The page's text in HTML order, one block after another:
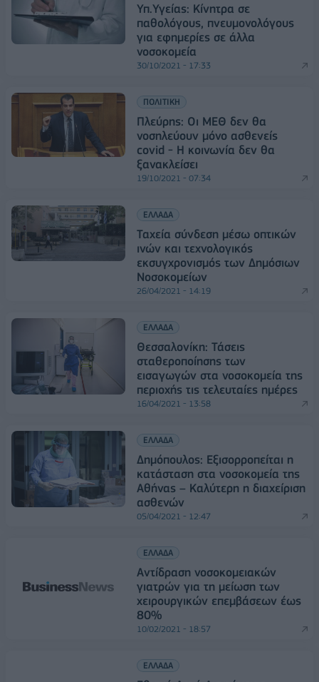
Υπ.Υγείας: Κίνητρα σε
παθολόγους, πνευμονολόγους
για εφημερίες σε άλλα
νοσοκομεία
30/10/2021 - 17:33
ΠΟΛΙΤΙΚΗ
Πλεύρης: Οι ΜΕΘ δεν θα
νοσηλεύουν μόνο ασθενείς
covid - Η κοινωνία δεν θα
ξανακλείσει
19/10/2021 - 07:34
ΕΛΛΑΔΑ
Ταχεία σύνδεση μέσω οπτικών
ινών και τεχνολογικός
εκσυγχρονισμός των Δημόσιων
Νοσοκομείων
26/04/2021 - 14:19
ΕΛΛΑΔΑ
Θεσσαλονίκη: Τάσεις
σταθεροποίησης των
εισαγωγών στα νοσοκομεία της
περιοχής τις τελευταίες ημέρες
16/04/2021 - 13:58
ΕΛΛΑΔΑ
Δημόπουλος: Εξισορροπείται η
κατάσταση στα νοσοκομεία της
Αθήνας – Καλύτερη η διαχείριση
ασθενών
05/04/2021 - 12:47
ΕΛΛΑΔΑ
Αντίδραση νοσοκομειακών
γιατρών για τη μείωση των
χειρουργικών επεμβάσεων έως
80%
10/02/2021 - 18:57
ΕΛΛΑΔΑ